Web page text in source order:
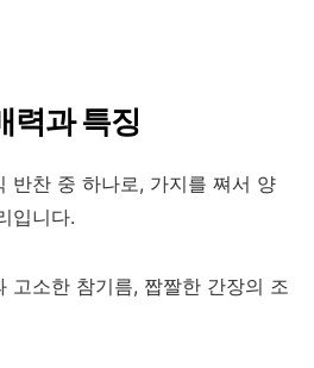
력과 특징
반찬 중 하나로, 가지를 쪄서 양
입니다.
고소한 참기름, 짭짤한 간장의 조